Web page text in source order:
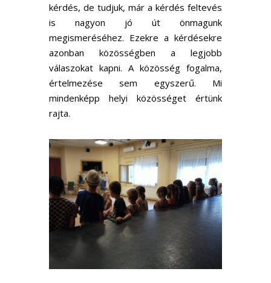
kérdés, de tudjuk, már a kérdés feltevés
is nagyon jó út önmagunk
megismeréséhez. Ezekre a kérdésekre
azonban közösségben a legjobb
válaszokat kapni. A közösség fogalma,
értelmezése sem egyszerű. Mi
mindenképp helyi közösséget értünk
rajta.